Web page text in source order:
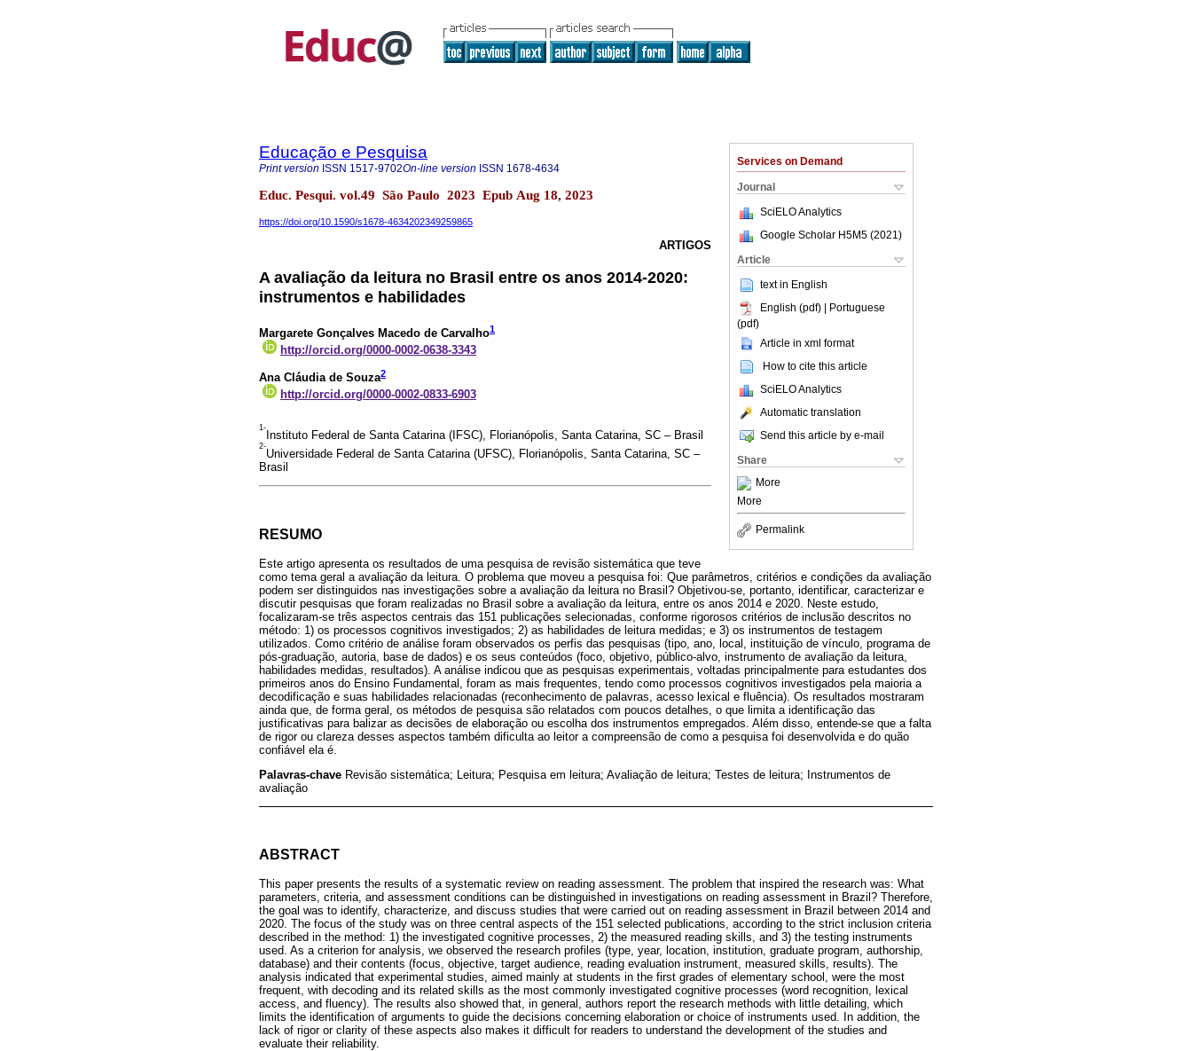
Services on Demand
Journal
SciELO Analytics
Google Scholar H5M5 (2021 )
Article
text in English
English (pdf) | Portuguese
(pdf)
Article in xml format
How to cite this article
SciELO Analytics
Automatic translation
Send this article by e-mail
Share
More
More
Permalink
Educação e Pesquisa
Print version ISSN 1517-9702On-line version ISSN 1678-4634
Educ. Pesqui. vol.49 São Paulo 2023 Epub Aug 18, 2023
https://doi.org/10.1590/s1678-4634202349259865
ARTIGOS
A avaliação da leitura no Brasil entre os anos 2014-2020:
instrumentos e habilidades
Margarete Gonçalves Macedo de Carvalho1
http://orcid.org/0000-0002-0638-3343
Ana Cláudia de Souza2
http://orcid.org/0000-0002-0833-6903
1-
Instituto Federal de Santa Catarina (IFSC), Florianópolis, Santa Catarina, SC – Brasil
2-
Universidade Federal de Santa Catarina (UFSC), Florianópolis, Santa Catarina, SC –
Brasil
RESUMO
Este artigo apresenta os resultados de uma pesquisa de revisão sistemática que teve
como tema geral a avaliação da leitura. O problema que moveu a pesquisa foi: Que parâmetros, critérios e condições da avaliação
podem ser distinguidos nas investigações sobre a avaliação da leitura no Brasil? Objetivou-se, portanto, identificar, caracterizar e
discutir pesquisas que foram realizadas no Brasil sobre a avaliação da leitura, entre os anos 2014 e 2020. Neste estudo,
focalizaram-se três aspectos centrais das 151 publicações selecionadas, conforme rigorosos critérios de inclusão descritos no
método: 1) os processos cognitivos investigados; 2) as habilidades de leitura medidas; e 3) os instrumentos de testagem
utilizados. Como critério de análise foram observados os perfis das pesquisas (tipo, ano, local, instituição de vínculo, programa de
pós-graduação, autoria, base de dados) e os seus conteúdos (foco, objetivo, público-alvo, instrumento de avaliação da leitura,
habilidades medidas, resultados). A análise indicou que as pesquisas experimentais, voltadas principalmente para estudantes dos
primeiros anos do Ensino Fundamental, foram as mais frequentes, tendo como processos cognitivos investigados pela maioria a
decodificação e suas habilidades relacionadas (reconhecimento de palavras, acesso lexical e fluência). Os resultados mostraram
ainda que, de forma geral, os métodos de pesquisa são relatados com poucos detalhes, o que limita a identificação das
justificativas para balizar as decisões de elaboração ou escolha dos instrumentos empregados. Além disso, entende-se que a falta
de rigor ou clareza desses aspectos também dificulta ao leitor a compreensão de como a pesquisa foi desenvolvida e do quão
confiável ela é.
Palavras-chave Revisão sistemática; Leitura; Pesquisa em leitura; Avaliação de leitura; Testes de leitura; Instrumentos de
avaliação
ABSTRACT
This paper presents the results of a systematic review on reading assessment. The problem that inspired the research was: What
parameters, criteria, and assessment conditions can be distinguished in investigations on reading assessment in Brazil? Therefore,
the goal was to identify, characterize, and discuss studies that were carried out on reading assessment in Brazil between 2014 and
2020. The focus of the study was on three central aspects of the 151 selected publications, according to the strict inclusion criteria
described in the method: 1) the investigated cognitive processes, 2) the measured reading skills, and 3) the testing instruments
used. As a criterion for analysis, we observed the research profiles (type, year, location, institution, graduate program, authorship,
database) and their contents (focus, objective, target audience, reading evaluation instrument, measured skills, results). The
analysis indicated that experimental studies, aimed mainly at students in the first grades of elementary school, were the most
frequent, with decoding and its related skills as the most commonly investigated cognitive processes (word recognition, lexical
access, and fluency). The results also showed that, in general, authors report the research methods with little detailing, which
limits the identification of arguments to guide the decisions concerning elaboration or choice of instruments used. In addition, the
lack of rigor or clarity of these aspects also makes it difficult for readers to understand the development of the studies and
evaluate their reliability.